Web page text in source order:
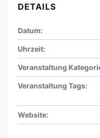
N
,
L
I
E
B
E
N
DETAILS
Datum:
Uhrzeit:
Veranstaltung
Veranstaltung Tags:
Website: